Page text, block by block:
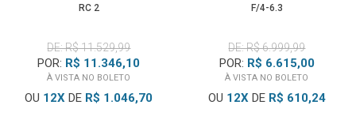
RC 2
DE: R$ 11.529,99
POR: R$ 11.346,10
À VISTA NO BOLETO
OU 12X DE R$ 1.046,70
F/4-6.3
DE: R$ 6.999,99
POR: R$ 6.615,00
À VISTA NO BOLETO
OU 12XDE R$ 610,24